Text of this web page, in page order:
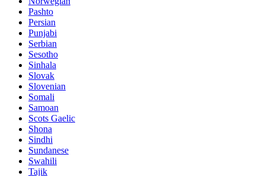
Pashto
Persian
Punjabi
Serbian
Sesotho
Sinhala
Slovak
Slovenian
Somali
Samoan
Scots Gaelic
Shona
Sindhi
Sundanese
Swahili
Tajik